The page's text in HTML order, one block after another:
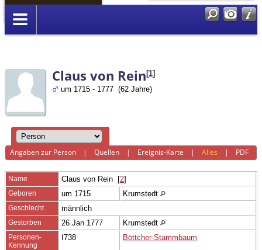
Anmelden
Claus von Rein [1]
um 1715 - 1777 (62 Jahre)
Angaben zur Person |Quellen | Ereignis-Karte |Alles | PDF
Name Claus von Rein [2]
Geboren um 1715 Krumstedt
Geschlecht männlich
Gestorben 26 Jan 1777 Krumstedt
Personen-
Kennung
I738 Böttcher-Stammbaum